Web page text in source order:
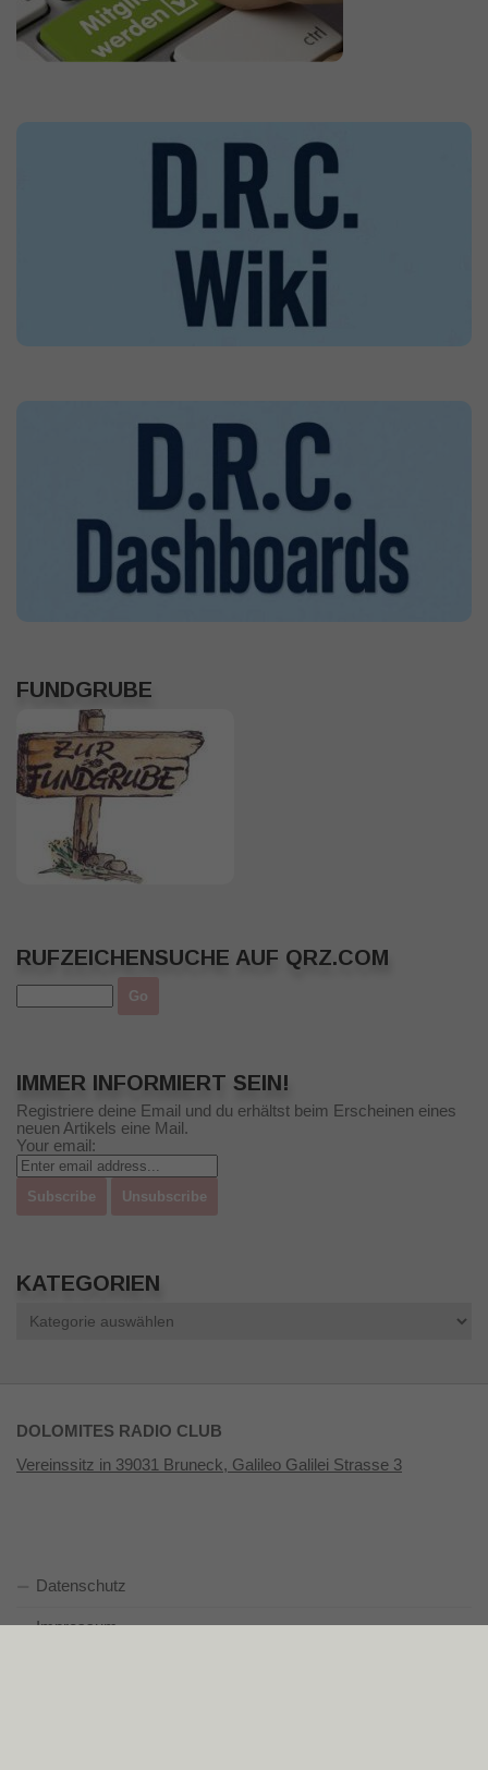
FUNDGRUBE
RUFZEICHENSUCHE AUF QRZ.COM
IMMER INFORMIERT SEIN!
Registriere deine Email und du erhältst beim Erscheinen eines
neuen Artikels eine Mail.
Your email:
KATEGORIEN
DOLOMITES RADIO CLUB
Vereinssitz in 39031 Bruneck, Galileo Galilei Strasse 3
Datenschutz
Impressum